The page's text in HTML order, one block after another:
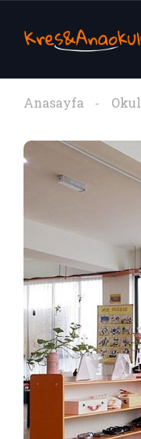
Anasayfa